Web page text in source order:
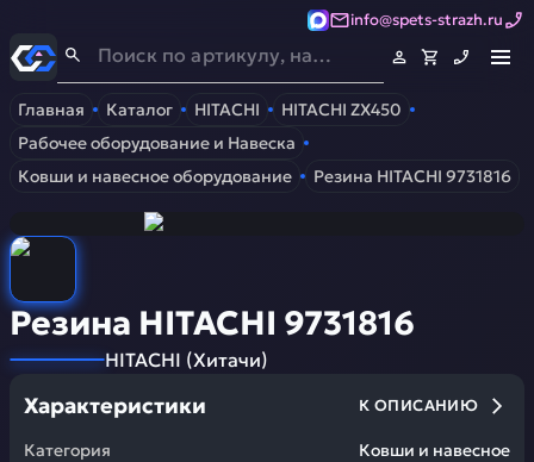
info@spets-strazh.ru
Спец-Страж- Запчасти для спецтехники
Главная Каталог HITACHI
HITACHI ZX450
Рабочее оборудование и Навеска
Ковши и навесное оборудование
Резина HITACHI 9731816
Резина HITACHI 9731816
HITACHI (Хитачи)
Характеристики К ОПИСАНИЮ
Категория
Ковши и навесное